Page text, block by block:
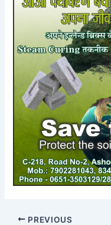
PREVIOUS